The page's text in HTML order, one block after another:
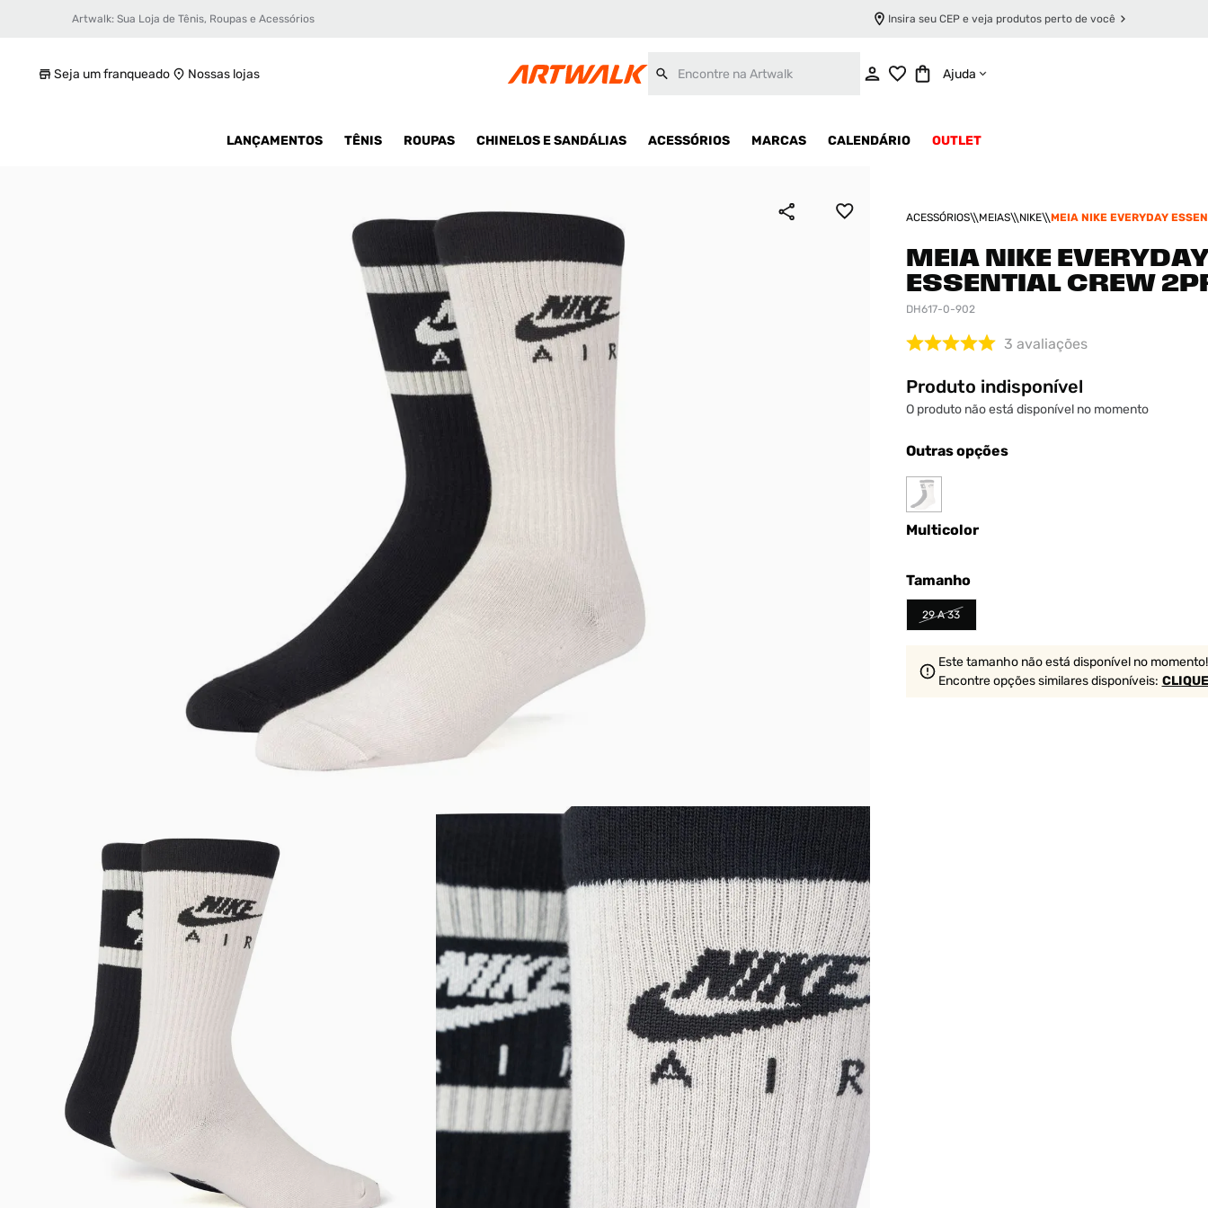
Artwalk: Sua Loja de Tênis, Roupas e Acessórios Insira seu CEP e veja produtos perto de você
Seja um franqueado Nossas lojas Ajuda
LANÇAMENTOS TÊNIS ROUPAS CHINELOS E SANDÁLIAS ACESSÓRIOS MARCAS CALENDÁRIO OUTLET
ACESSÓRIOS MEIAS NIKE
MEIA NIKE EVERYDAY
MEIA NIKE
ESSENTIAL CREW
DH617-0-902
3 avaliações
Produto indisponível
O produto não está disponível no momento
Outras opções
Multicolor
Tamanho
29 A 33
Este tamanho não está disponível no momento!
Encontre opções similaresdisponíveis:
Meia Nike Everyday Essential Crew 2Pr